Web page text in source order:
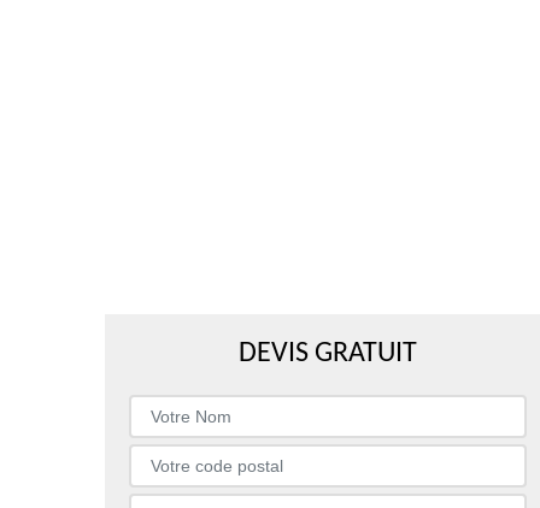
DEVIS GRATUIT